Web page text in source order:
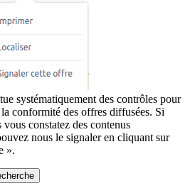
systématiquement des contrôles pour
conformité des offres diffusées. Si
constatez des contenus
nous le signaler en cliquant sur
».